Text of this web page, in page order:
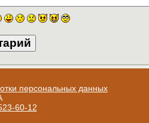
персональных данных
60-12